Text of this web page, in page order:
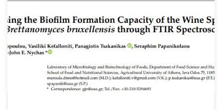
Click Here to see the document